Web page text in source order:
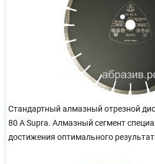
Стандартный алмазный отрезной
80 A Supra. Алмазный сегмент
достижения оптимального